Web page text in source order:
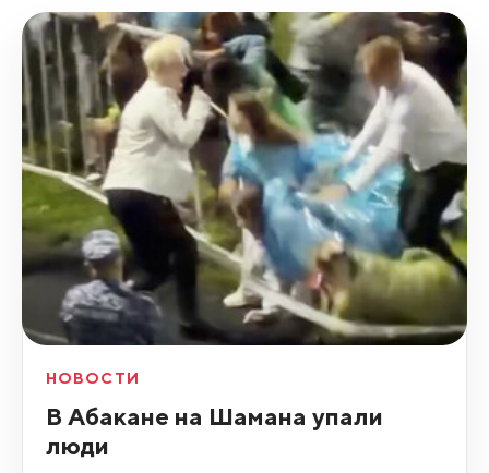
НОВОСТИ
В Абакане на Шамана упали
люди